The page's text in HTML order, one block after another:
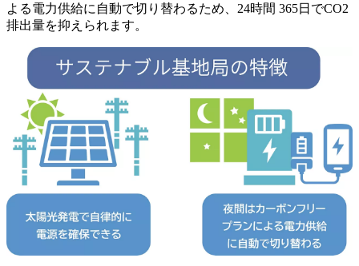
よる電力供給に自動で切り替わるため、24時間 365日でCO2
排出量を抑えられます。